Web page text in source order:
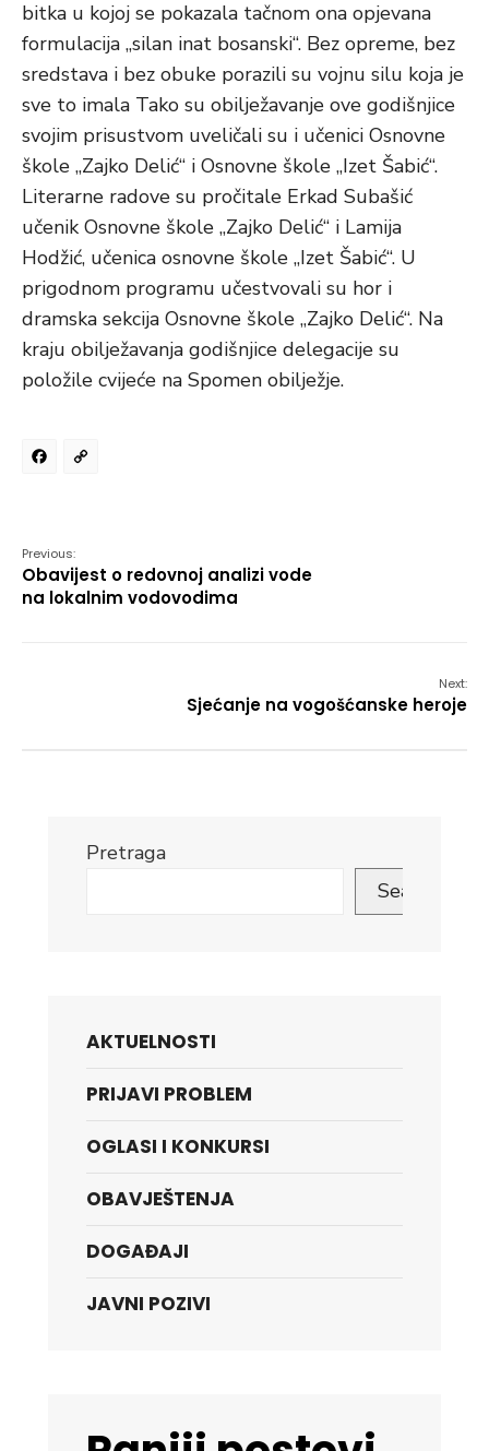
bitka u kojoj se pokazala tačnom ona opjevana
formulacija „silan inat bosanski“. Bez opreme, bez
sredstava i bez obuke porazili su vojnu silu koja je
sve to imala Tako su obilježavanje ove godišnjice
svojim prisustvom uveličali su i učenici Osnovne
škole „Zajko Delić“ i Osnovne škole „Izet Šabić“.
Literarne radove su pročitale Erkad Subašić
učenik Osnovne škole „Zajko Delić“ i Lamija
Hodžić, učenica osnovne škole „Izet Šabić“. U
prigodnom programu učestvovali su hor i
dramska sekcija Osnovne škole „Zajko Delić“. Na
kraju obilježavanja godišnjice delegacije su
položile cvijeće na Spomen obilježje.
Facebook
Previous:
Obavijest o redovnoj analizi vode
na lokalnim vodovodima
Next:
Sjećanje na vogošćanske heroje
Pretraga
Search
AKTUELNOSTI
PRIJAVI PROBLEM
OGLASI I KONKURSI
OBAVJEŠTENJA
DOGAĐAJI
JAVNI POZIVI